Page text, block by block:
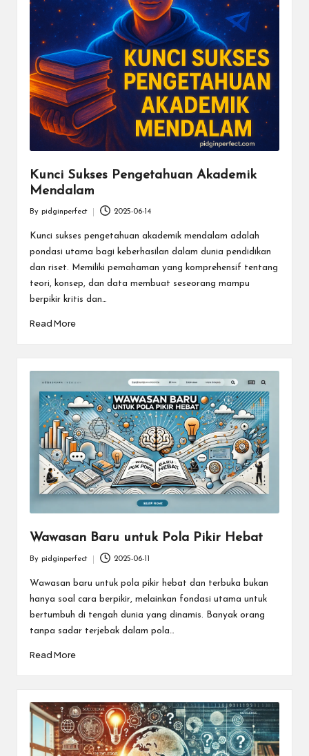
Kunci Sukses Pengetahuan Akademik
Mendalam
by
By pidginperfect 2025-06-14
Kunci sukses pengetahuan akademik mendalam adalah
pondasi utama bagi keberhasilan dalam dunia pendidikan
dan riset. Memiliki pemahaman yang komprehensif tentang
teori, konsep, dan data membuat seseorang mampu
berpikir kritis dan…
Read More
Wawasan Baru untuk Pola Pikir Hebat
by
By pidginperfect 2025-06-11
Wawasan baru untuk pola pikir hebat dan terbuka bukan
hanya soal cara berpikir, melainkan fondasi utama untuk
bertumbuh di tengah dunia yang dinamis. Banyak orang
tanpa sadar terjebak dalam pola…
Read More